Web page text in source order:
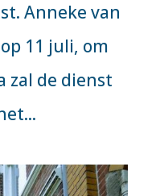
Anneke van
11 juli, om
zal de dienst